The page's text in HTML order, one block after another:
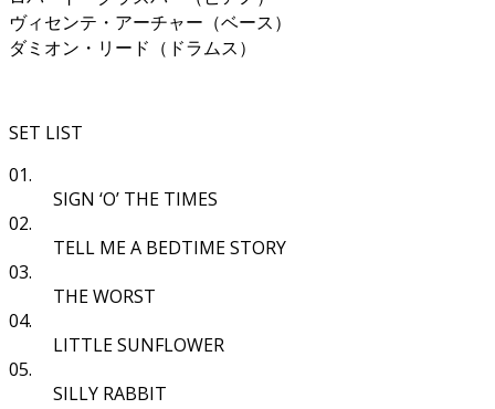
ヴィセンテ・アーチャー（ベース）
ダミオン・リード（ドラムス）
SET LIST
01.
SIGN ‘O’ THE TIMES
02.
TELL ME A BEDTIME STORY
03.
THE WORST
04.
LITTLE SUNFLOWER
05.
SILLY RABBIT